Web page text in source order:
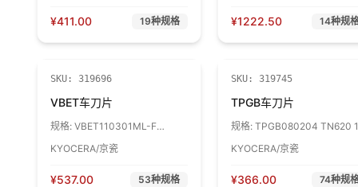
¥411.00 19种规格 ¥1222.50 14种规
SKU: 319696
VBET车刀片
规格: VBET110301ML-F
KYOCERA/京瓷
¥537.00 53种规格
SKU: 319745
TPGB车刀片
规格: TPGB080204 TN620 1
KYOCERA/京瓷
¥366.00 74种规